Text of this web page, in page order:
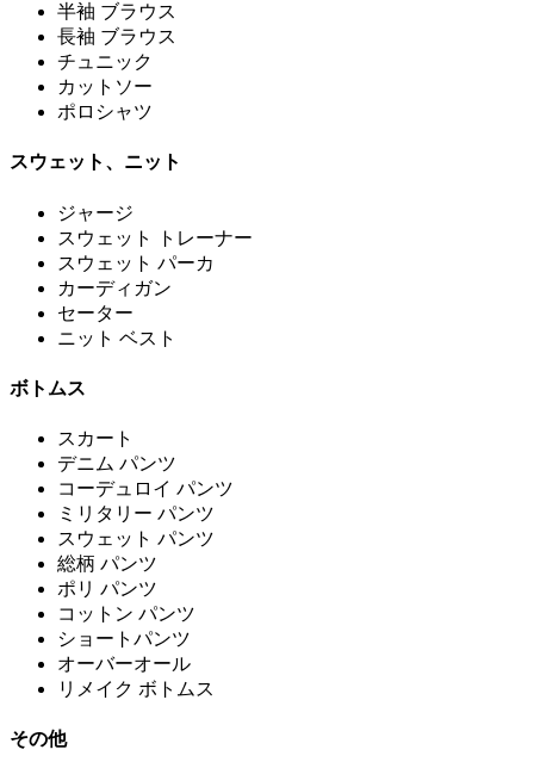
半袖 ブラウス
長袖 ブラウス
チュニック
カットソー
ポロシャツ
スウェット、ニット
ジャージ
スウェット トレーナー
スウェット パーカ
カーディガン
セーター
ニット ベスト
ボトムス
スカート
デニム パンツ
コーデュロイ パンツ
ミリタリー パンツ
スウェット パンツ
総柄 パンツ
ポリ パンツ
コットン パンツ
ショートパンツ
オーバーオール
リメイク ボトムス
その他